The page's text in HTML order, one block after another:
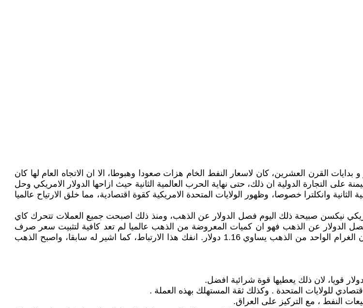
القرن العشرين، كان لاسعار النفط الخام هزات صعودا وهبوطا، الا ان الاتجاه العام لها كان
على التجارة الدولية ان ذلك، حتى نهاية الحرب العالمية الثانية حيث ازاحها الدولار الامريكي وحل
وانكلترا خصوصا، وظهور الولايات المتحدة الامريكية كقوة اقتصادية، مما خلق الارتياح عالميا
في 15/ أب/ 1971 حين اعلن الرئيس الامريكي نيكسن صبيحة ذلك اليوم فصل الدولار عن الذهب، ومنذ ذلك اصبحت جميع العملات تتحرك كاي
الدولار عن الذهب فهو ان كميات المعروضة من الذهب عالميا لم تعد كافية لتثبيت سعر صرف
ثابت للعملة الورقية استنادا الى وزن معين، او مقابل وزن معين من الذهب. وكان الغرام الواحد من الذهب يساوي 1.16 دولار. انفك هذا الارتباط، كما اشير له سابقا، واصبح الذهب
للولايات المتحدة . وكذلك ثقة المستهلك بهذه العملة .
النفط ، مع التركيز على العراق.